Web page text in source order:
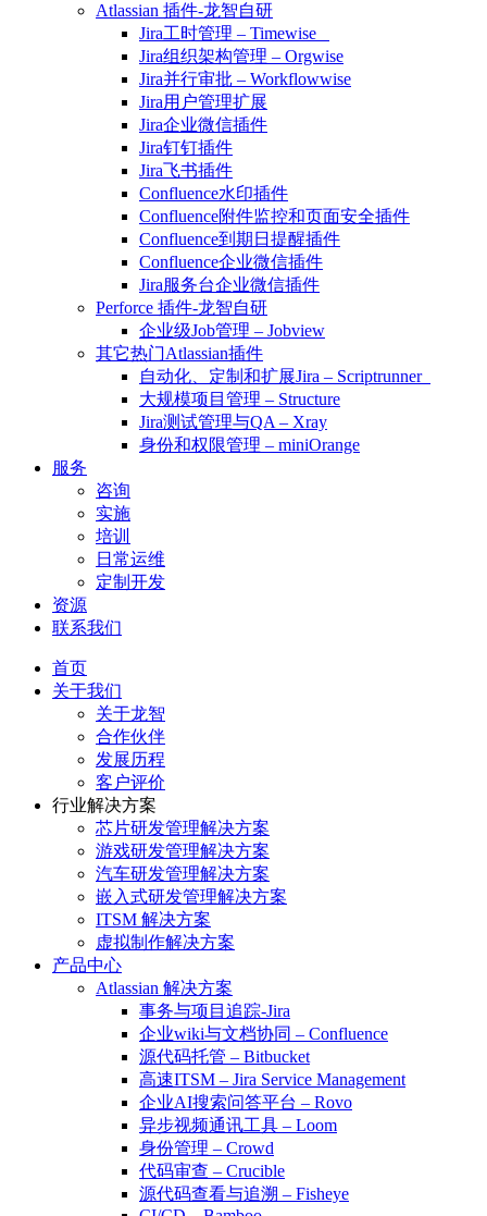
Atlassian 插件-龙智自研
Jira工时管理 – Timewise
Jira组织架构管理 – Orgwise
Jira并行审批 – Workflowwise
Jira用户管理扩展
Jira企业微信插件
Jira钉钉插件
Jira飞书插件
Confluence水印插件
Confluence附件监控和页面安全插件
Confluence到期日提醒插件
Confluence企业微信插件
Jira服务台企业微信插件
Perforce 插件-龙智自研
企业级Job管理 – Jobview
其它热门Atlassian插件
自动化、定制和扩展Jira – Scriptrunner
大规模项目管理 – Structure
Jira测试管理与QA – Xray
身份和权限管理 – miniOrange
服务
咨询
实施
培训
日常运维
定制开发
资源
联系我们
首页
关于我们
关于龙智
合作伙伴
发展历程
客户评价
行业解决方案
芯片研发管理解决方案
游戏研发管理解决方案
汽车研发管理解决方案
嵌入式研发管理解决方案
ITSM 解决方案
虚拟制作解决方案
产品中心
Atlassian 解决方案
事务与项目追踪-Jira
企业wiki与文档协同 – Confluence
源代码托管 – Bitbucket
高速ITSM – Jira Service Management
企业AI搜索问答平台 – Rovo
异步视频通讯工具 – Loom
身份管理 – Crowd
代码审查 – Crucible
源代码查看与追溯 – Fisheye